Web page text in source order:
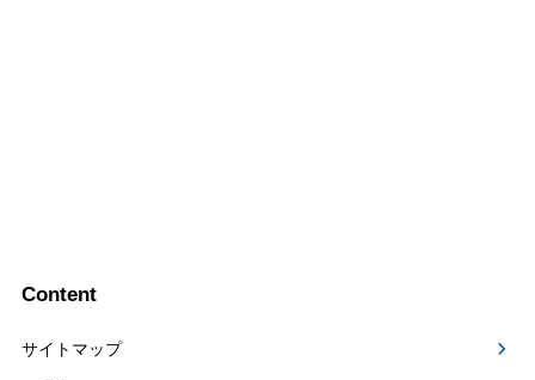
Content
サイトマップ